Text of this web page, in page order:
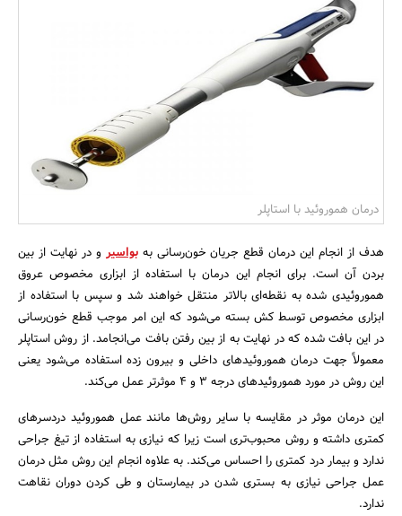
درمان هموروئید با استاپلر
هدف از انجام این درمان قطع جریان خون‌رسانی بهبواسیر و در نهایت از بین
بردن آن است. برای انجام این درمان با استفاده از ابزاری مخصوص عروق
هموروئیدی شده به نقطه‌ای بالاتر منتقل خواهند شد و سپس با استفاده از
ابزاری مخصوص توسط کش بسته می‌شود که این امر موجب قطع خون‌رسانی
در این بافت شده که در نهایت به از بین رفتن بافت می‌انجامد. از روش استاپلر
معمولاً جهت درمان هموروئیدهای داخلی و بیرون زده استفاده می‌شود یعنی
این روش در مورد هموروئیدهای درجه 3 و 4 موثرتر عمل می‌کند.
این درمان موثر در مقایسه با سایر روش‌ها مانند عمل هموروئید دردسرهای
کمتری داشته و روش محبوب‌تری است زیرا که نیازی به استفاده از تیغ جراحی
ندارد و بیمار درد کمتری را احساس می‌کند. به علاوه انجام این روش مثل درمان
عمل جراحی نیازی به بستری شدن در بیمارستان و طی کردن دوران نقاهت
ندارد.